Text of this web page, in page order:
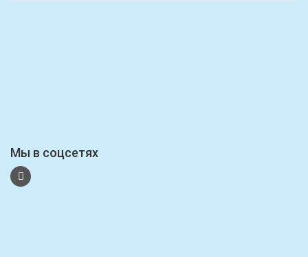
Мы в соцсетях